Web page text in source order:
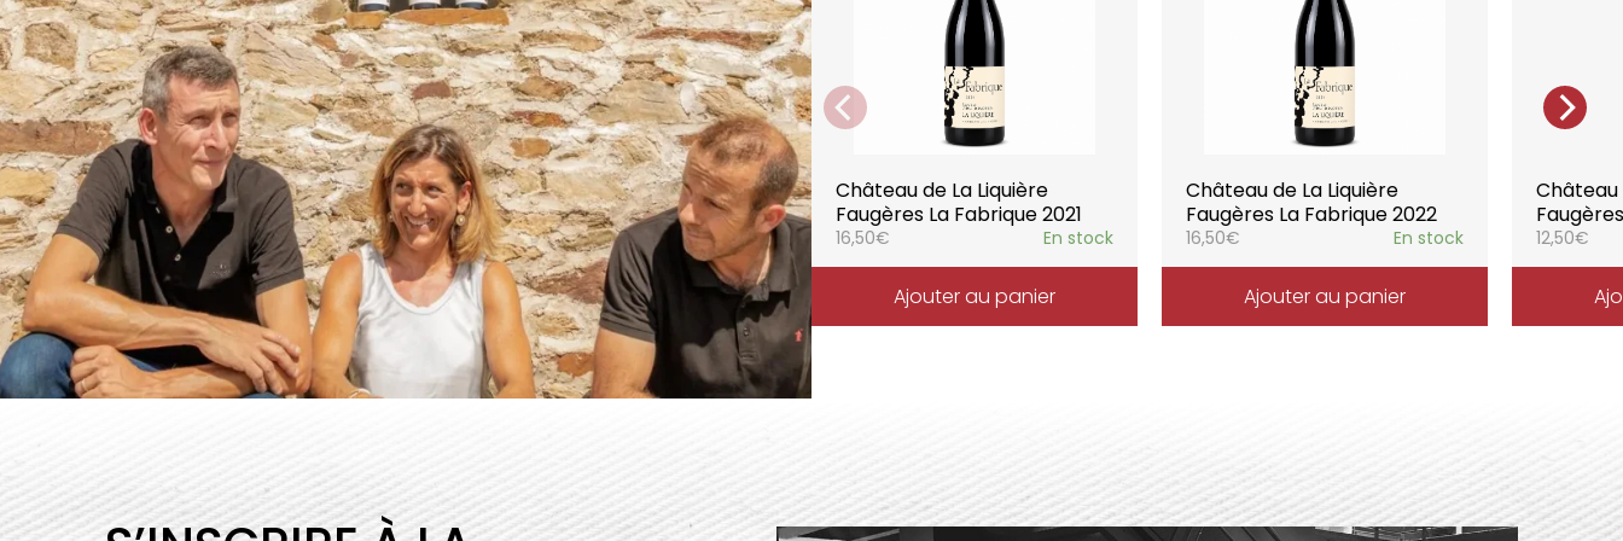
parfaitement la pureté de l’expression du terroir.
Château de La Liquière
Faugères La Fabrique 2021
16,50€ En stock
Ajouter au panier
Château de La Liquière
Faugères La Fabrique 2022
16,50€ En stock
Ajouter au panier
Château
12,50€